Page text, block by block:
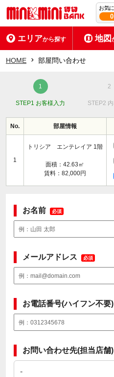
お気
0
エリアから探す 地図
HOME 部屋問い合わせ
STEP1 お客様入力 STEP2
No. 部屋情報
1
トリシア エンテレイア 1階
面積：42.63㎡
賃料：82,000円
お名前 必須
メールアドレス 必須
お電話番号(ハイフン不要)
お問い合わせ先(担当店舗)